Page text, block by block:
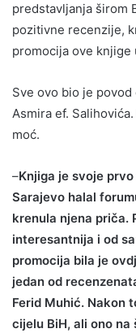
predstavljanja širom
pozitivne recenzije,
promocija ove knjige
Sve ovo bio je
Asmira ef.
moć.
–Knjiga je svoje
Sarajevo halal
krenula njena priča.
interesantnija i od
promocija bila je
jedan od
Ferid Muhić. Nakon
cijelu BiH, ali ono na